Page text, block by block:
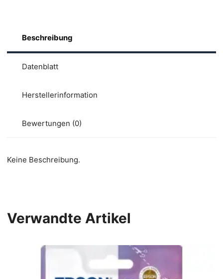
Beschreibung
Datenblatt
Herstellerinformation
Bewertungen (0)
Keine Beschreibung.
Verwandte Artikel